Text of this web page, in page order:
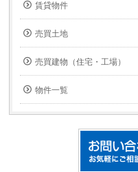
賃貸物件
売買土地
売買建物（住宅・工場）
物件一覧